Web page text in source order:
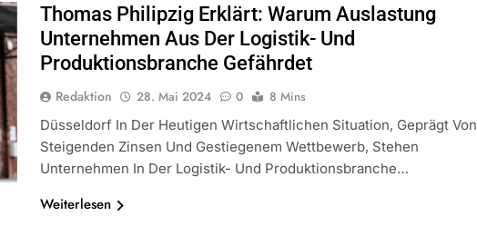
Thomas Philipzig Erklärt: Warum Auslastung
Unternehmen Aus Der Logistik- Und
Produktionsbranche Gefährdet
Redaktion 28. Mai 2024 0
8 Mins
Düsseldorf In Der Heutigen Wirtschaftlichen Situation, Geprägt Von
Steigenden Zinsen Und Gestiegenem Wettbewerb, Stehen
Unternehmen In Der Logistik- Und Produktionsbranche…
Weiterlesen